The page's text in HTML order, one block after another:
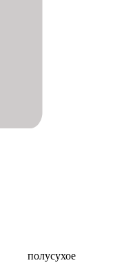
полусухое